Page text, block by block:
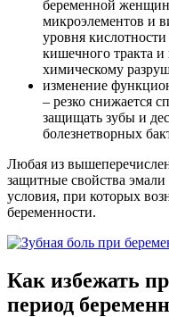
беременной
микроэлементов и
уровня
кишечного тракта и
химическому
изменение
– резко снижается
защищать зубы и
болезнетворных
Любая из
защитные свойства эмали
условия, при которых
беременности.
Как избежать
период